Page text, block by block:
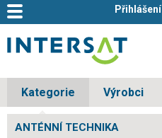
Přihlášení
Kategorie Výrobci
ANTÉNNÍ TECHNIKA